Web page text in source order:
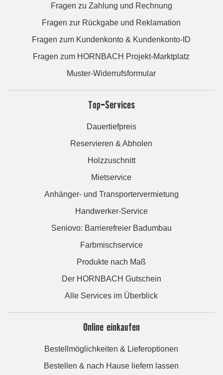
Fragen zu Zahlung und Rechnung
Fragen zur Rückgabe und Reklamation
Fragen zum Kundenkonto & Kundenkonto-ID
Fragen zum HORNBACH Projekt-Marktplatz
Muster-Widerrufsformular
Top-Services
Dauertiefpreis
Reservieren & Abholen
Holzzuschnitt
Mietservice
Anhänger- und Transportervermietung
Handwerker-Service
Seniovo: Barrierefreier Badumbau
Farbmischservice
Produkte nach Maß
Der HORNBACH Gutschein
Alle Services im Überblick
Online einkaufen
Bestellmöglichkeiten & Lieferoptionen
Bestellen & nach Hause liefern lassen